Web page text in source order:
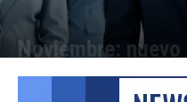
Noviembre:
Por Micaela Bitch - 23/11/2021